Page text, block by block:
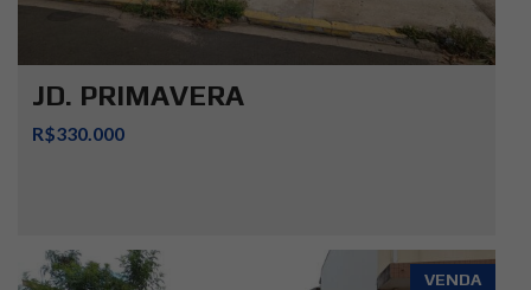
JD. PRIMAVERA
R$330.000
VENDA